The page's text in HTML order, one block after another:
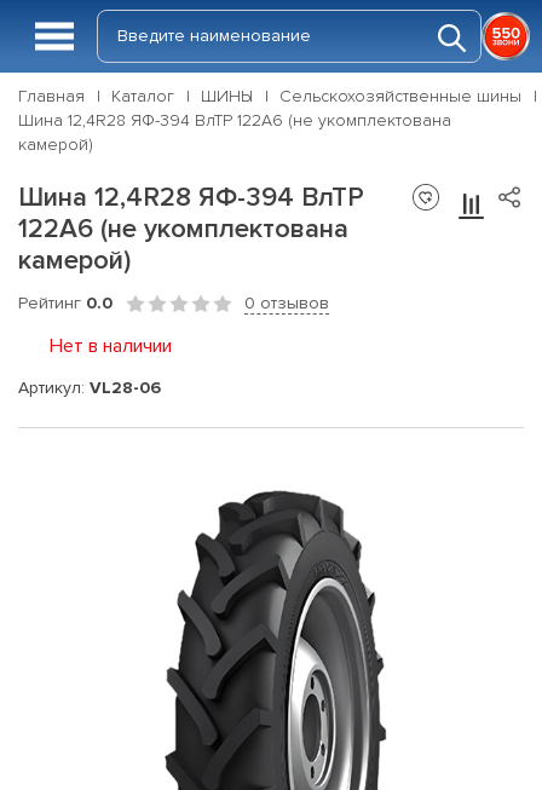
Главная Каталог ШИНЫ
Сельскохозяйственные шины
Шина 12,4R28 ЯФ-394 ВлТР 122А6 (не укомплектована
камерой)
Шина 12,4R28 ЯФ-394 ВлТР
122А6 (не укомплектована
камерой)
Рейтинг 0.0 0 отзывов
Нет в наличии
Артикул: VL28-06